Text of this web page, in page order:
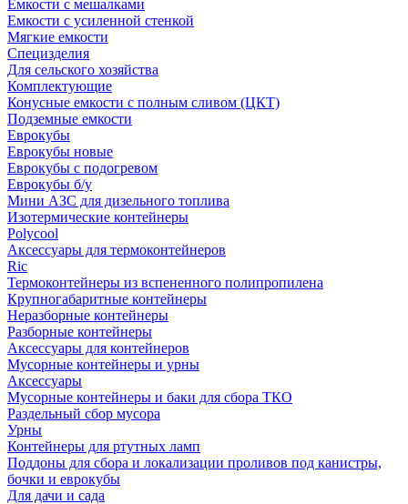
Емкости с мешалками
Емкости с усиленной стенкой
Мягкие емкости
Специзделия
Для сельского хозяйства
Комплектующие
Конусные емкости с полным сливом (ЦКТ)
Подземные емкости
Еврокубы
Еврокубы новые
Еврокубы с подогревом
Еврокубы б/у
Мини АЗС для дизельного топлива
Изотермические контейнеры
Polycool
Аксессуары для термоконтейнеров
Ric
Термоконтейнеры из вспененного полипропилена
Крупногабаритные контейнеры
Неразборные контейнеры
Разборные контейнеры
Аксессуары для контейнеров
Мусорные контейнеры и урны
Аксессуары
Мусорные контейнеры и баки для сбора ТКО
Раздельный сбор мусора
Урны
Контейнеры для ртутных ламп
Поддоны для сбора и локализации проливов под канистры,
бочки и еврокубы
Для дачи и сада